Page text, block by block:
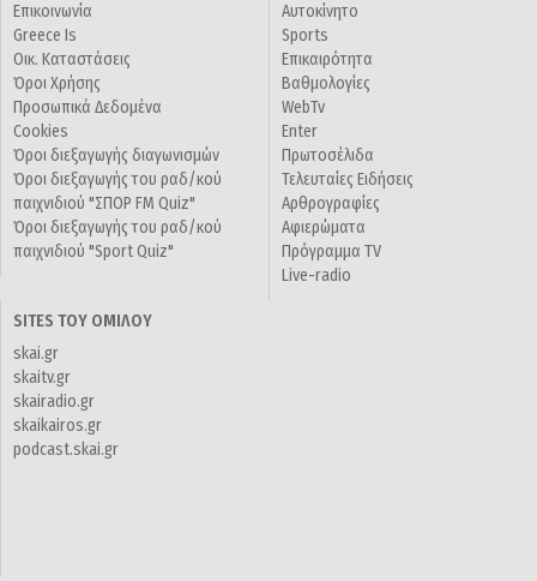
Επικοινωνία
Greece Is
Οικ. Καταστάσεις
Όροι Χρήσης
Προσωπικά Δεδομένα
Cookies
Όροι διεξαγωγής διαγωνισμών
Όροι διεξαγωγής του ραδ/κού
παιχνιδιού "ΣΠΟΡ FM Quiz"
Όροι διεξαγωγής του ραδ/κού
παιχνιδιού "Sport Quiz"
Αυτοκίνητο
Sports
Επικαιρότητα
Βαθμολογίες
WebTv
Enter
Πρωτοσέλιδα
Τελευταίες Ειδήσεις
Αρθρογραφίες
Αφιερώματα
Πρόγραμμα TV
Live-radio
SITES ΤΟΥ ΟΜΙΛΟΥ
skai.gr
skaitv.gr
skairadio.gr
skaikairos.gr
podcast.skai.gr